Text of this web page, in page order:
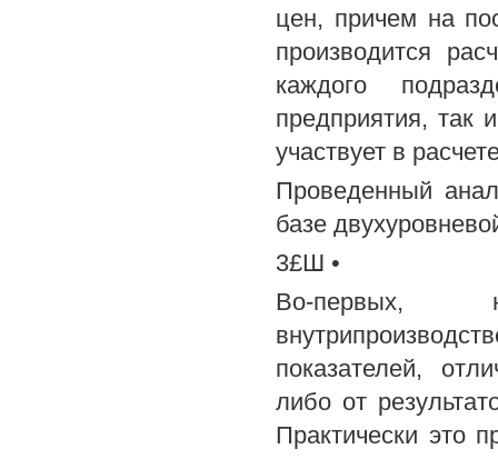
цен, причем на
производится
каждого
предприятия, так
участвует в
Проведенный
базе
3£Ш •
Во-первых,
показателей,
либо от
Практически это